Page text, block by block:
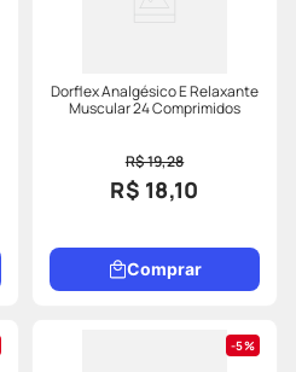
Dorflex Analgésico E Relaxante
Muscular 24 Comprimidos
R$ 19,28
R$ 18,10
Comprar
5%